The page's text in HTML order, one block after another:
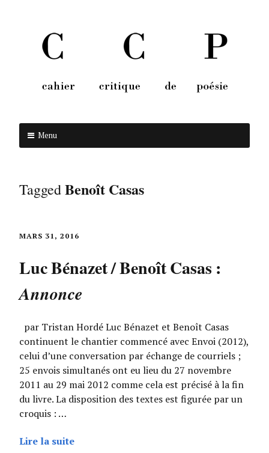
Menu
TaggedBenoît Casas
MARS 31, 2016
Luc Bénazet / Benoît Casas :
Annonce
par Tristan Hordé Luc Bénazet et Benoît Casas
continuent le chantier commencé avec Envoi (2012),
celui d’une conversation par échange de courriels ;
25 envois simultanés ont eu lieu du 27 novembre
2011 au 29 mai 2012 comme cela est précisé à la fin
du livre. La disposition des textes est figurée par un
croquis : …
Lire la suite